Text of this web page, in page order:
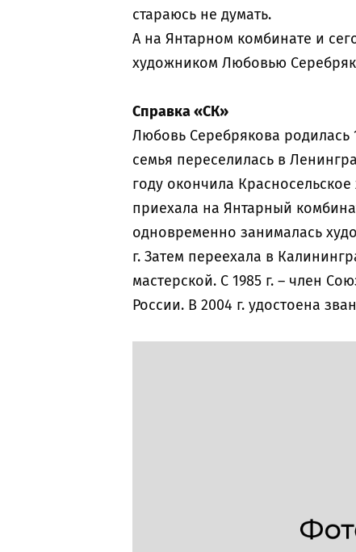
стараюсь не думать.
А на Янтарном комбинате и
художником Любовью
Справка «СК»
Любовь Серебрякова родилась
семья переселилась в
году окончила
приехала на Янтарный
одновременно занималась
г. Затем переехала в
мастерской. С 1985 г. – член
России. В 2004 г. удостоена